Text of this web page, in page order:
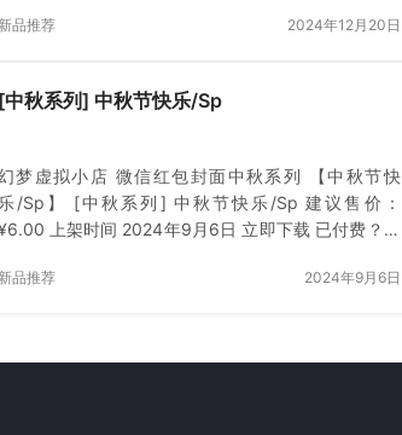
新品推荐 2024年12月20日
[中秋系列] 中秋节快乐/Sp
梦虚拟小店 微信红包封面中秋系列 【中秋节快
乐/Sp】 [中秋系列] 中秋节快乐/Sp 建议售价：
上架时间 2024年9月6日 立即下载 已付费？登
新品推荐 2024年9月6日